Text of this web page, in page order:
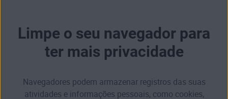
Limpe o seu navegador para
ter mais privacidade
Navegadores podem armazenar registros das suas
atividades e informações pessoais, como cookies,